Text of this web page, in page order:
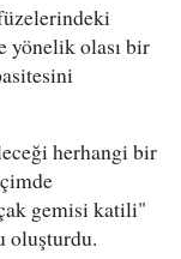
yönelik olası bir
herhangi bir
gemisi katili"
oluşturdu.